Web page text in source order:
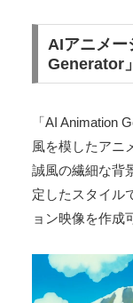
AIアニメ
Generator」
「AI Animation
風を模したアニ
誠風の繊細な背
定したスタイル
ョン映像を作成